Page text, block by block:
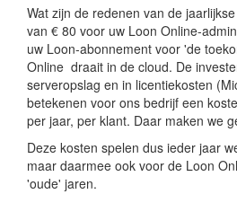
Wat zijn de redenen van de
van € 80 voor uw Loon Online-
uw Loon-abonnement voor 'de
Online draait in de cloud. De
serveropslag en in licentiekosten
betekenen voor ons bedrijf een
per jaar, per klant. Daar maken we
Deze kosten spelen dus ieder jaar
maar daarmee ook voor de Loon
'oude' jaren.